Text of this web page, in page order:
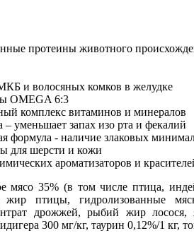
протеины животного
и волосяных комков в желудке
OMEGA 6:3
комплекс витаминов и минералов
уменьшает запах изо рта и фекалий
формула - наличие злаковых
для шерсти и кожи
ароматизаторов и
мясо 35% (в том числе птица,
жир птицы, гидролизованные
дрожжей, рыбий жир лосося,
300 мг/кг, таурин 0,12%/1 кг,